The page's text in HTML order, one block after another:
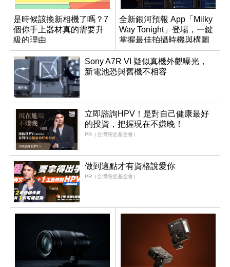
是時候該換新相機了嗎？7
個你手上器材真的需要升
級的理由
全新銀河預報 App「Milky
Way Tonight」登場，一鍵
掌握最佳拍攝時機與構圖
Sony A7R VI 疑似真機外觀曝光，
新電池恐與舊機不相容
立即諮詢HPV！是對自己健康最好
的投資，把握現在不嫌晚！
PR（台灣癌症基金會）
做到這點才有資格說愛你
PR（台灣癌症基金會）